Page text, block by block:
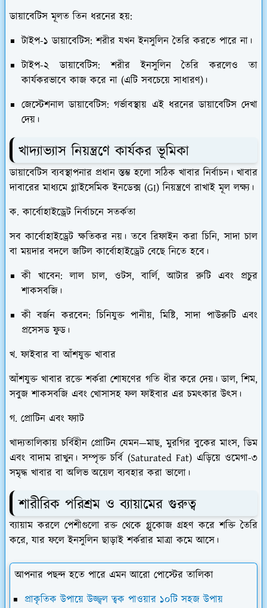
​ডায়াবেটিস মূলত তিন ধরনের হয়:
টাইপ-১ ডায়াবেটিস: শরীর যখন ইনসুলিন তৈরি করতে পারে না।
টাইপ-২ ডায়াবেটিস: শরীর ইনসুলিন তৈরি করলেও তা
কার্যকরভাবে কাজ করে না (এটি সবচেয়ে সাধারণ)।
জেস্টেশনাল ডায়াবেটিস: গর্ভাবস্থায় এই ধরনের ডায়াবেটিস দেখা
দেয়।
​খাদ্যাভ্যাস নিয়ন্ত্রণে কার্যকর ভূমিকা
​ডায়াবেটিস ব্যবস্থাপনার প্রধান স্তম্ভ হলো সঠিক খাবার নির্বাচন। খাবার
দাবারের মাধ্যমে গ্লাইসেমিক ইনডেক্স (GI) নিয়ন্ত্রণে রাখাই মূল লক্ষ্য।
​ক. কার্বোহাইড্রেট নির্বাচনে সতর্কতা
​সব কার্বোহাইড্রেট ক্ষতিকর নয়। তবে রিফাইন করা চিনি, সাদা চাল
বা ময়দার বদলে জটিল কার্বোহাইড্রেট বেছে নিতে হবে।
কী খাবেন: লাল চাল, ওটস, বার্লি, আটার রুটি এবং প্রচুর
শাকসবজি।
কী বর্জন করবেন: চিনিযুক্ত পানীয়, মিষ্টি, সাদা পাউরুটি এবং
প্রসেসড ফুড।
​খ. ফাইবার বা আঁশযুক্ত খাবার
​আঁশযুক্ত খাবার রক্তে শর্করা শোষণের গতি ধীর করে দেয়। ডাল, শিম,
সবুজ শাকসবজি এবং খোসাসহ ফল ফাইবার এর চমৎকার উৎস।
​গ. প্রোটিন এবং ফ্যাট
​খাদ্যতালিকায় চর্বিহীন প্রোটিন যেমন—মাছ, মুরগির বুকের মাংস, ডিম
এবং বাদাম রাখুন। সম্পৃক্ত চর্বি (Saturated Fat) এড়িয়ে ওমেগা-৩
সমৃদ্ধ খাবার বা অলিভ অয়েল ব্যবহার করা ভালো।
​শারীরিক পরিশ্রম ও ব্যায়ামের গুরুত্ব
​ব্যায়াম করলে পেশীগুলো রক্ত থেকে গ্লুকোজ গ্রহণ করে শক্তি তৈরি
করে, যার ফলে ইনসুলিন ছাড়াই শর্করার মাত্রা কমে আসে।
আপনার পছন্দ হতে পারে এমন আরো পোস্টের তালিকা
প্রাকৃতিক উপায়ে উজ্জ্বল ত্বক পাওয়ার ১০টি সহজ উপায়